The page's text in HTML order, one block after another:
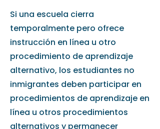
Si una escuela cierra
temporalmente pero ofrece
instrucción en línea u otro
procedimiento de aprendizaje
alternativo, los estudiantes no
inmigrantes deben participar en
procedimientos de aprendizaje en
línea u otros procedimientos
alternativos y permanecer